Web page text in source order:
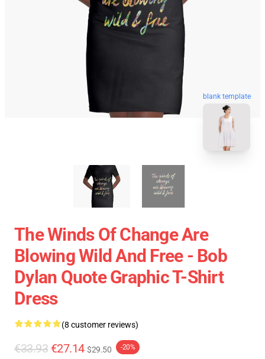
blank template
The Winds Of Change Are
Blowing Wild And Free - Bob
Dylan Quote Graphic T-Shirt
Dress
(8 customer reviews)
€33.93 €27.14 $29.50 -20%